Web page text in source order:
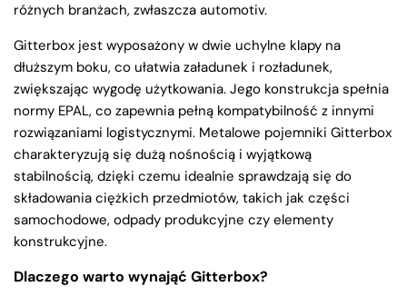
różnych branżach, zwłaszcza automotiv.
Gitterbox jest wyposażony w dwie uchylne klapy na
dłuższym boku, co ułatwia załadunek i rozładunek,
zwiększając wygodę użytkowania. Jego konstrukcja spełnia
normy EPAL, co zapewnia pełną kompatybilność z innymi
rozwiązaniami logistycznymi. Metalowe pojemniki Gitterbox
charakteryzują się dużą nośnością i wyjątkową
stabilnością, dzięki czemu idealnie sprawdzają się do
składowania ciężkich przedmiotów, takich jak części
samochodowe, odpady produkcyjne czy elementy
konstrukcyjne.
Dlaczego warto wynająć Gitterbox?